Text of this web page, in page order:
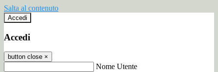
Salta al contenuto
Accedi
Accedi
button close ×
Nome Utente